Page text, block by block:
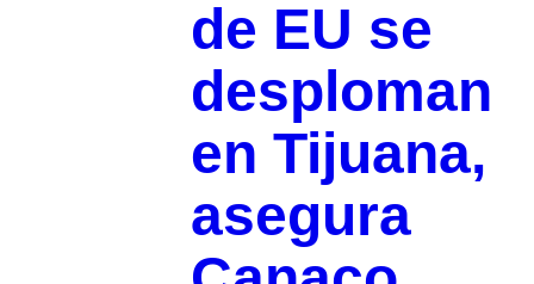
de EU se
desploman
en Tijuana,
asegura